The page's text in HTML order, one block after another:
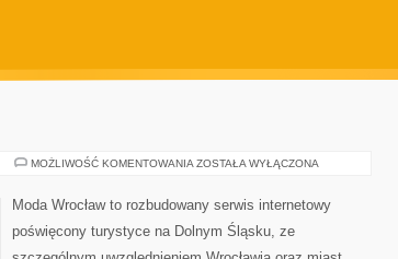
MOŻLIWOŚĆ KOMENTOWANIA GŁOGÓW
ZOSTAŁA WYŁĄCZONA
Moda Wrocław to rozbudowany serwis internetowy
poświęcony turystyce na Dolnym Śląsku, ze